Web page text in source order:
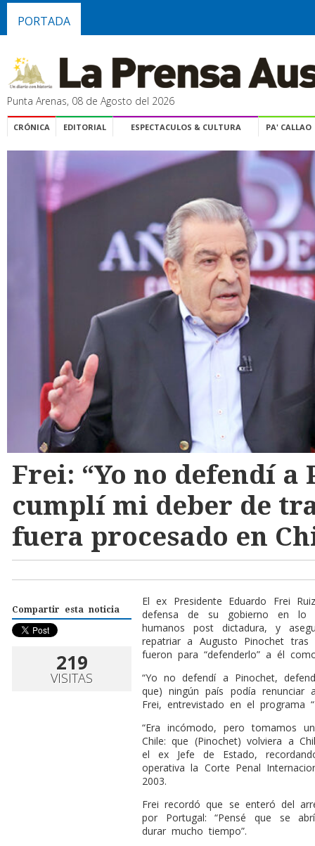
PORTADA
Punta Arenas, 08 de Agosto del 2026
CRÓNICA EDITORIAL ESPECTACULOS & CULTURA PA' CALLAO
Frei: “Yo no defendí a
cumplí mi deber de
fuera procesado en
Compartir esta noticia
219
VISITAS
El ex Presidente Eduardo Frei
defensa de su gobierno en
humanos post dictadura, y
repatriar a Augusto Pinochet
fueron para “defenderlo” a él
“Yo no defendí a Pinochet,
que) ningún país podía renunciar
Frei, entrevistado en el programa
“Era incómodo, pero tomamos
Chile: que (Pinochet) volviera a
el ex Jefe de Estado,
operativa la Corte Penal
2003.
Frei recordó que se enteró del
por Portugal: “Pensé que se
durar mucho tiempo”.